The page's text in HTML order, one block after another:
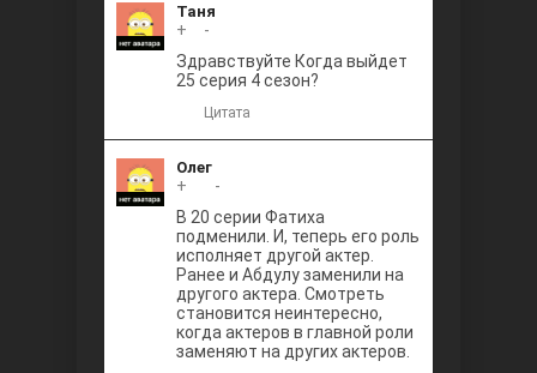
Таня
+
-
Здравствуйте Когда выйдет
25 серия 4 сезон?
Цитата
Олег
+
-
В 20 серии Фатиха
подменили. И, теперь его роль
исполняет другой актер.
Ранее и Абдулу заменили на
другого актера. Смотреть
становится неинтересно,
когда актеров в главной роли
заменяют на других актеров.